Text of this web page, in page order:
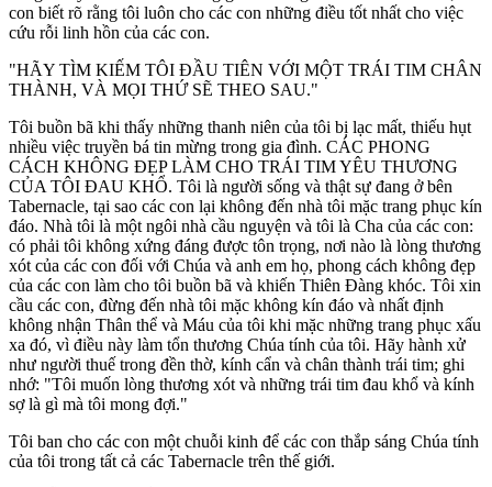
con biết rõ rằng tôi luôn cho các con những điều tốt nhất cho việc
cứu rỗi linh hồn của các con.
"HÃY TÌM KIẾM TÔI ĐẦU TIÊN VỚI MỘT TRÁI TIM CHÂN
THÀNH, VÀ MỌI THỨ SẼ THEO SAU."
Tôi buồn bã khi thấy những thanh niên của tôi bị lạc mất, thiếu hụt
nhiều việc truyền bá tin mừng trong gia đình. CÁC PHONG
CÁCH KHÔNG ĐẸP LÀM CHO TRÁI TIM YÊU THƯƠNG
CỦA TÔI ĐAU KHỔ. Tôi là người sống và thật sự đang ở bên
Tabernacle, tại sao các con lại không đến nhà tôi mặc trang phục kín
đáo. Nhà tôi là một ngôi nhà cầu nguyện và tôi là Cha của các con:
có phải tôi không xứng đáng được tôn trọng, nơi nào là lòng thương
xót của các con đối với Chúa và anh em họ, phong cách không đẹp
của các con làm cho tôi buồn bã và khiến Thiên Đàng khóc. Tôi xin
cầu các con, đừng đến nhà tôi mặc không kín đáo và nhất định
không nhận Thân thể và Máu của tôi khi mặc những trang phục xấu
xa đó, vì điều này làm tổn thương Chúa tính của tôi. Hãy hành xử
như người thuế trong đền thờ, kính cẩn và chân thành trái tim; ghi
nhớ: "Tôi muốn lòng thương xót và những trái tim đau khổ và kính
sợ là gì mà tôi mong đợi."
Tôi ban cho các con một chuỗi kinh để các con thắp sáng Chúa tính
của tôi trong tất cả các Tabernacle trên thế giới.